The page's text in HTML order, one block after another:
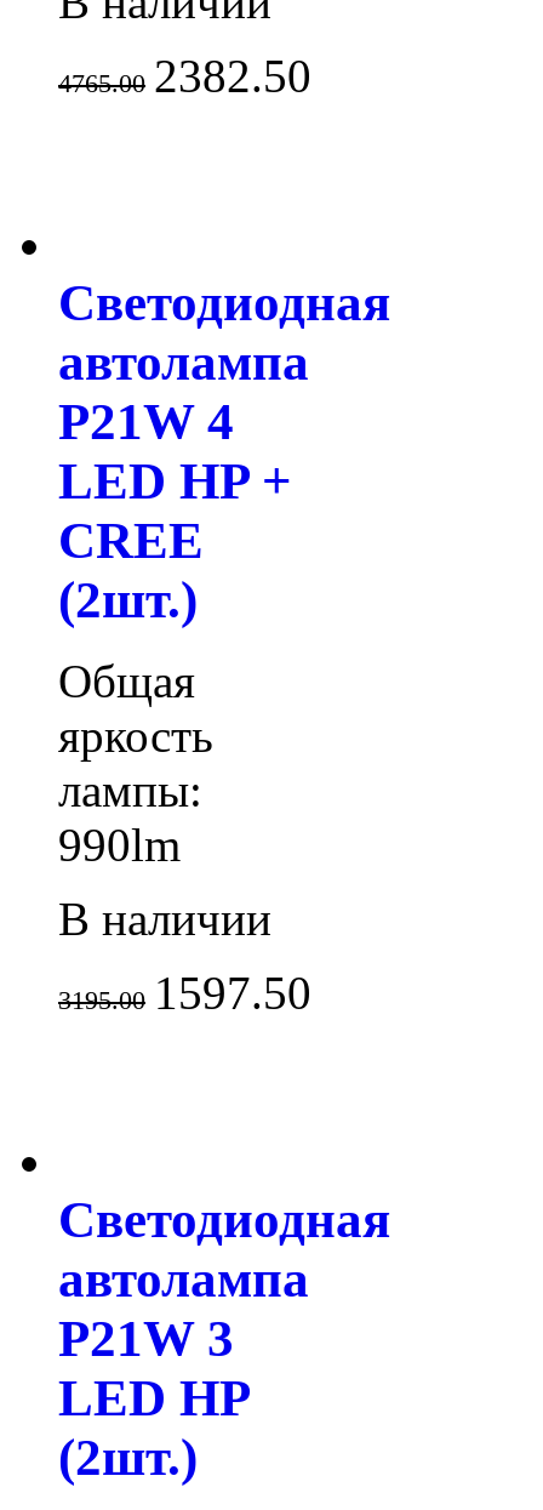
4765.00 2382.50
Светодиодная
автолампа
P21W 4
LED HP +
CREE
(2шт.)
Общая
яркость
лампы:
990lm
В наличии
3195.00 1597.50
Светодиодная
автолампа
P21W 3
LED HP
(2шт.)